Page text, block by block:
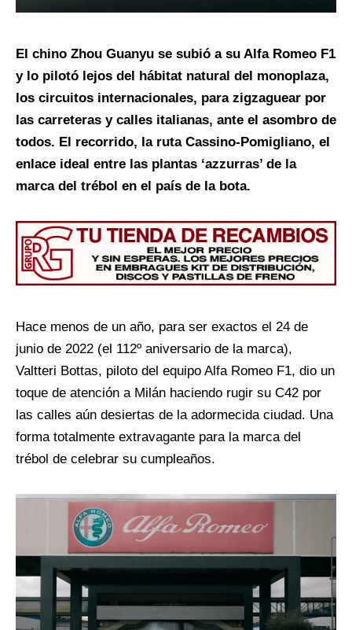
El chino Zhou Guanyu se subió a su Alfa Romeo F1
y lo pilotó lejos del hábitat natural del monoplaza,
los circuitos internacionales, para zigzaguear por
las carreteras y calles italianas, ante el asombro de
todos. El recorrido, la ruta Cassino-Pomigliano, el
enlace ideal entre las plantas ‘azzurras’ de la
marca del trébol en el país de la bota.
Hace menos de un año, para ser exactos el 24 de
junio de 2022 (el 112º aniversario de la marca),
Valtteri Bottas, piloto del equipo Alfa Romeo F1, dio un
toque de atención a Milán haciendo rugir su C42 por
las calles aún desiertas de la adormecida ciudad. Una
forma totalmente extravagante para la marca del
trébol de celebrar su cumpleaños.